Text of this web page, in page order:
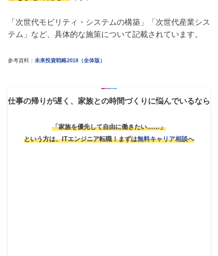
「次世代モビリティ・システムの構築」「次世代産業シス
テム」など、具体的な施策について記載されています。
参考資料： 未来投資戦略2018（全体版）
仕事の帰りが遅く、家族との時間づくりに悩んでいるなら
「家族を優先して自由に働きたい……」
という方は、ITエンジニア転職！まずは無料キャリア相談へ